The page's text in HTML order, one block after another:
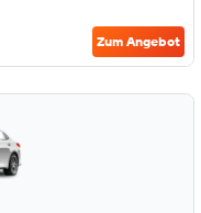
Zum Angebot